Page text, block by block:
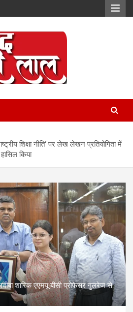
शिक्षा नीति‘ पर लेख लेखन प्रतियोगिता में
किया
शारिक एएमयू बीसी प्रोफेसर गुलरेज से